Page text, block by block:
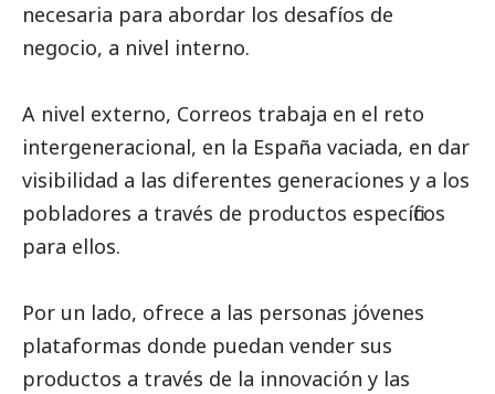
necesaria para abordar los desafíos de
negocio, a nivel interno.
A nivel externo, Correos trabaja en el reto
intergeneracional, en la España vaciada, en dar
visibilidad a las diferentes generaciones y a los
pobladores a través de productos específicos
para ellos.
Por un lado, ofrece a las personas jóvenes
plataformas donde puedan vender sus
productos a través de la innovación y las